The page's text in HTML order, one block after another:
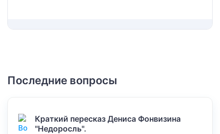
Последние вопросы
Краткий пересказ Дениса Фонвизина
"Недоросль".